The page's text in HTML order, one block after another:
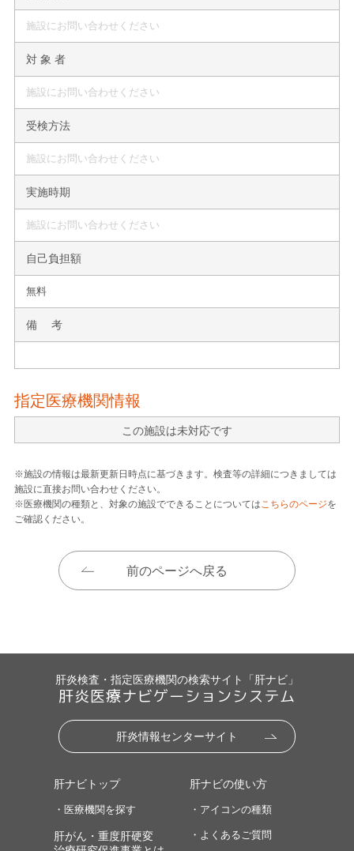
施設にお問い合わせください
対 象 者
施設にお問い合わせください
受検方法
施設にお問い合わせください
実施時期
施設にお問い合わせください
自己負担額
無料
備 考
指定医療機関情報
この施設は未対応です
※施設の情報は最新更新日時点に基づきます。検査等の詳細につきましては
施設に直接お問い合わせください。
※医療機関の種類と、対象の施設でできることについてはこちらのページを
ご確認ください。
前のページへ戻る
肝炎検査・指定医療機関の検索サイト「肝ナビ」
肝炎医療ナビゲーションシステム
肝炎情報センターサイト
肝ナビトップ
・医療機関を探す
肝がん・重度肝硬変
肝ナビの使い方
・アイコンの種類
・よくあるご質問